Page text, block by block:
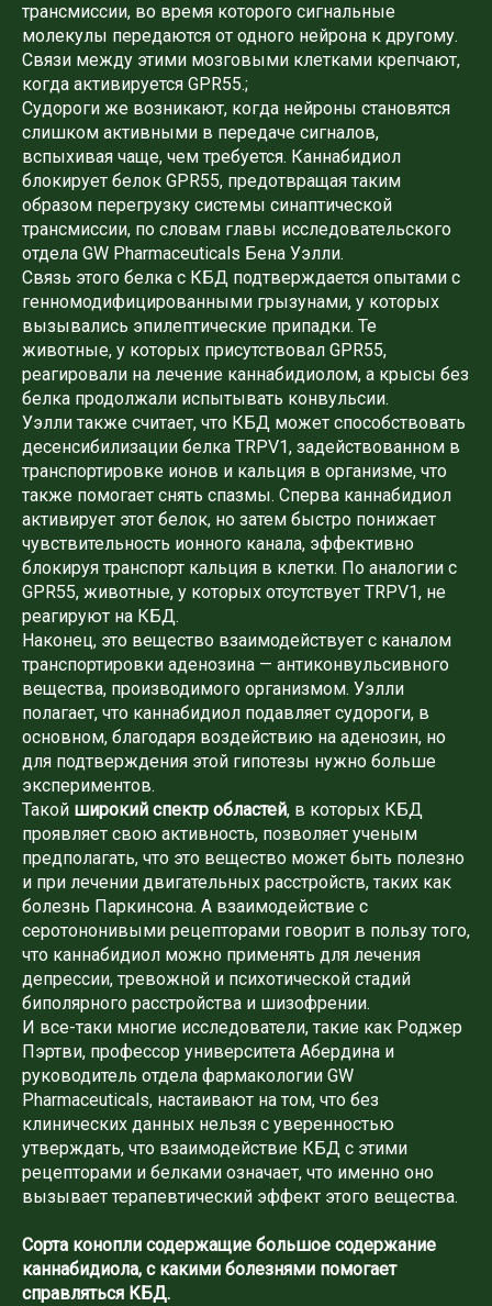
трансмиссии, во время которого сигнальные
молекулы передаются от одного нейрона к другому.
Связи между этими мозговыми клетками крепчают,
когда активируется GPR55.;
Судороги же возникают, когда нейроны становятся
слишком активными в передаче сигналов,
вспыхивая чаще, чем требуется. Каннабидиол
блокирует белок GPR55, предотвращая таким
образом перегрузку системы синаптической
трансмиссии, по словам главы исследовательского
отдела GW Pharmaceuticals Бена Уэлли.
Связь этого белка с КБД подтверждается опытами с
генномодифицированными грызунами, у которых
вызывались эпилептические припадки. Те
животные, у которых присутствовал GPR55,
реагировали на лечение каннабидиолом, а крысы без
белка продолжали испытывать конвульсии.
Уэлли также считает, что КБД может способствовать
десенсибилизации белка TRPV1, задействованном в
транспортировке ионов и кальция в организме, что
также помогает снять спазмы. Сперва каннабидиол
активирует этот белок, но затем быстро понижает
чувствительность ионного канала, эффективно
блокируя транспорт кальция в клетки. По аналогии с
GPR55, животные, у которых отсутствует TRPV1, не
реагируют на КБД.
Наконец, это вещество взаимодействует с каналом
транспортировки аденозина — антиконвульсивного
вещества, производимого организмом. Уэлли
полагает, что каннабидиол подавляет судороги, в
основном, благодаря воздействию на аденозин, но
для подтверждения этой гипотезы нужно больше
экспериментов.
Такой широкий спектр областей, в которых КБД
проявляет свою активность, позволяет ученым
предполагать, что это вещество может быть полезно
и при лечении двигательных расстройств, таких как
болезнь Паркинсона. А взаимодействие с
серотононивыми рецепторами говорит в пользу того,
что каннабидиол можно применять для лечения
депрессии, тревожной и психотической стадий
биполярного расстройства и шизофрении.
И все-таки многие исследователи, такие как Роджер
Пэртви, профессор университета Абердина и
руководитель отдела фармакологии GW
Pharmaceuticals, настаивают на том, что без
клинических данных нельзя с уверенностью
утверждать, что взаимодействие КБД с этими
рецепторами и белками означает, что именно оно
вызывает терапевтический эффект этого вещества.
Сорта конопли содержащие большое содержание
каннабидиола, с какими болезнями помогает
справляться КБД.